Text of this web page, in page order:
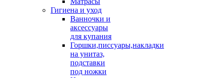
Гигиена и уход
Ванночки и
аксессуары
для купания
Горшки,писсуары,накладки
на унитаз,
подставки
под ножки